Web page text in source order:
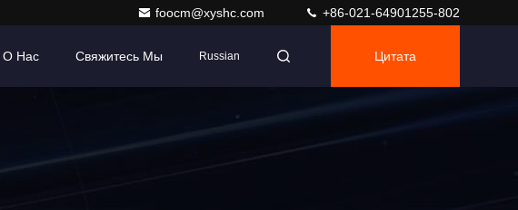
foocm@xyshc.com +86-021-64901255-802
О Нас Свяжитесь Мы Russian Цитата